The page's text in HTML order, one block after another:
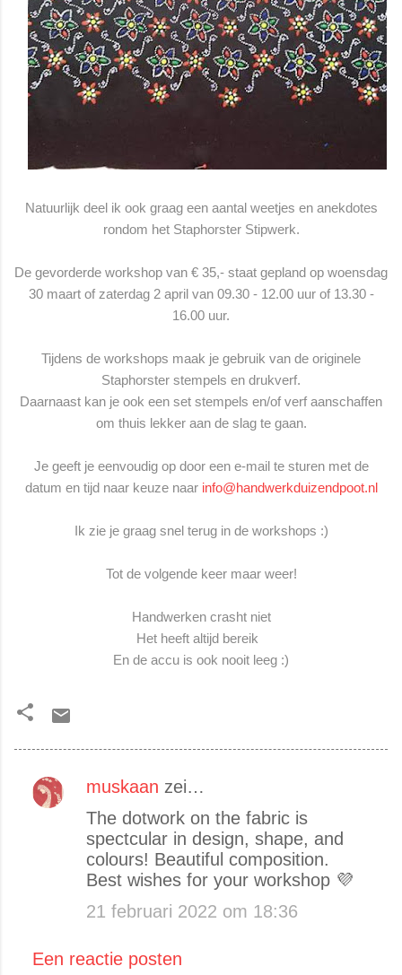
Natuurlijk deel ik ook graag een aantal weetjes en anekdotes
rondom het Staphorster Stipwerk.
De gevorderde workshop van € 35,- staat gepland op woensdag
30 maart of zaterdag 2 april van 09.30 - 12.00 uur of 13.30 -
16.00 uur.
Tijdens de workshops maak je gebruik van de originele
Staphorster stempels en drukverf.
Daarnaast kan je ook een set stempels en/of verf aanschaffen
om thuis lekker aan de slag te gaan.
Je geeft je eenvoudig op door een e-mail te sturen met de
datum en tijd naar keuze naar info@handwerkduizendpoot.nl
Ik zie je graag snel terug in de workshops :)
Tot de volgende keer maar weer!
Handwerken crasht niet
Het heeft altijd bereik
En de accu is ook nooit leeg :)
R
s
muskaan zei…
The dotwork on the fabric is
spectcular in design, shape, and
colours! Beautiful composition.
Best wishes for your workshop 💜
21 februari 2022 om 18:36
Een reactie posten